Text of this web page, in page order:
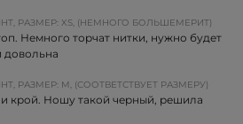
РАЗМЕР: XS, (НЕМНОГО БОЛЬШЕМЕРИТ)
Немного торчат нитки, нужно будет
довольна
РАЗМЕР: M, (СООТВЕТСТВУЕТ РАЗМЕРУ)
крой. Ношу такой черный, решила